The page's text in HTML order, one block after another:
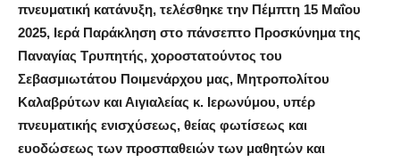
πνευματική κατάνυξη, τελέσθηκε την Πέμπτη 15 Μαΐου
2025, Ιερά Παράκληση στο πάνσεπτο Προσκύνημα της
Παναγίας Τρυπητής, χοροστατούντος του
Σεβασμιωτάτου Ποιμενάρχου μας, Μητροπολίτου
Καλαβρύτων και Αιγιαλείας κ. Ιερωνύμου, υπέρ
πνευματικής ενισχύσεως, θείας φωτίσεως και
ευοδώσεως των προσπαθειών των μαθητών και